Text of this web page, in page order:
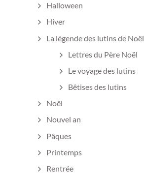
Halloween
Hiver
La légende des lutins de Noël
Lettres du Père Noël
Le voyage des lutins
Bêtises des lutins
Noël
Nouvel an
Pâques
Printemps
Rentrée